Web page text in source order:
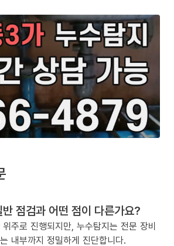
점검과 어떤 점이 다른가요?
주로 진행되지만, 누수탐지는 전문 장비
내부까지 정밀하게 진단합니다.